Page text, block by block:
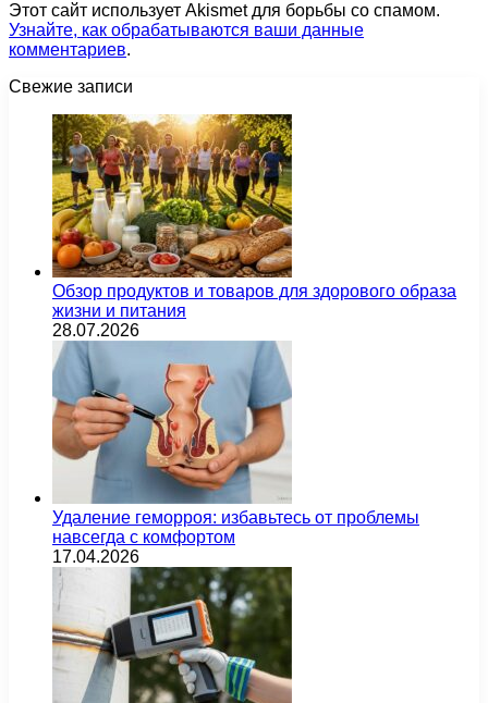
Этот сайт использует Akismet для борьбы со спамом.
Узнайте, как обрабатываются ваши данные
комментариев.
Свежие записи
Обзор продуктов и товаров для здорового образа
жизни и питания
28.07.2026
Удаление геморроя: избавьтесь от проблемы
навсегда с комфортом
17.04.2026